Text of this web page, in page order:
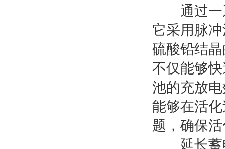
通过一系
它采用脉
硫酸铅结
不仅能够
池的充放
能够在活
题，确保
延长蓄